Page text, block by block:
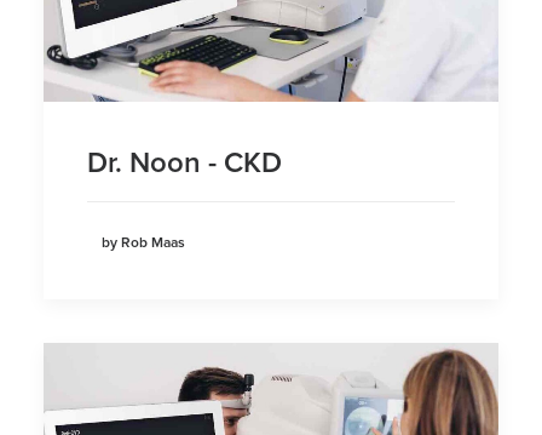
Dr. Noon - CKD
by Rob Maas